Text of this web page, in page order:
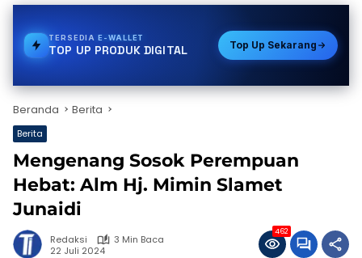
TERSEDIAVOUCHER GAME
TOP UP PRODUK DIGITAL Top Up Sekarang
Beranda Berita
Berita
Mengenang Sosok Perempuan
Hebat: Alm Hj. Mimin Slamet
Junaidi
Redaksi
3 Min Baca
22 Juli 2024
462